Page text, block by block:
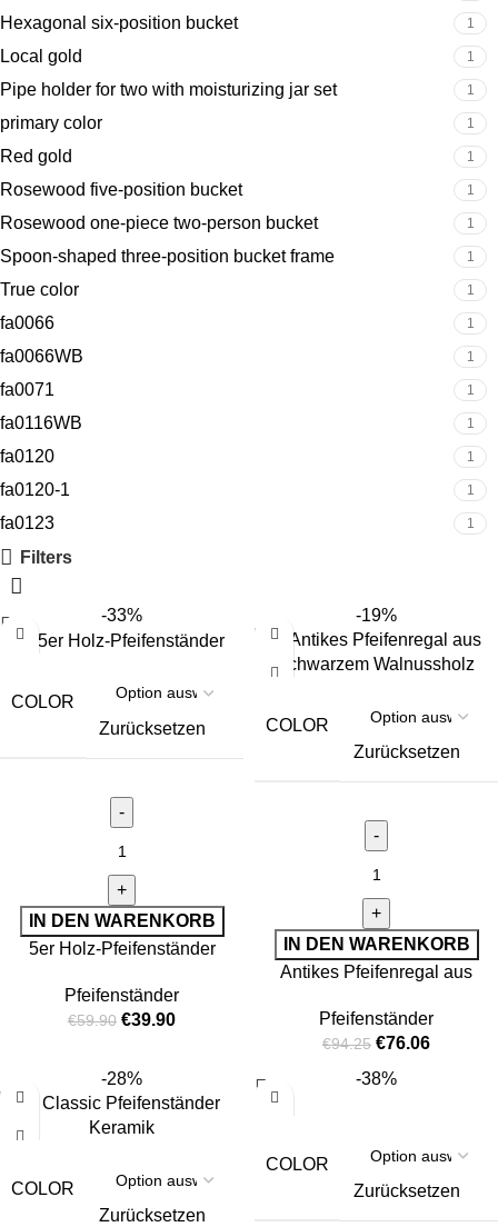
Hexagonal six-position bucket 1
Local gold 1
Pipe holder for two with moisturizing jar set 1
primary color 1
Red gold 1
Rosewood five-position bucket 1
Rosewood one-piece two-person bucket 1
Spoon-shaped three-position bucket frame 1
True color 1
fa0066 1
fa0066WB 1
fa0071 1
fa0116WB 1
fa0120 1
fa0120-1 1
fa0123 1
Filters
-33%
COLOR
Zurücksetzen
IN DEN WARENKORB
5er Holz-Pfeifenständer
Pfeifenständer
€59.90 €39.90
-19%
COLOR
Zurücksetzen
IN DEN WARENKORB
Antikes Pfeifenregal aus
Pfeifenständer
€94.25 €76.06
-28%
COLOR
Zurücksetzen
-38%
COLOR
Zurücksetzen